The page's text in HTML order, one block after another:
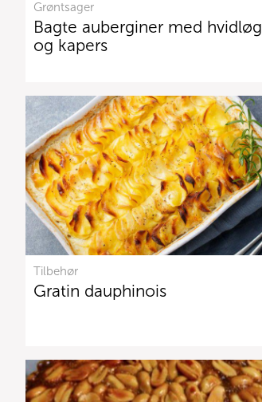
Grøntsager
Bagte auberginer med hvidløg
og kapers
Tilbehør
Gratin dauphinois